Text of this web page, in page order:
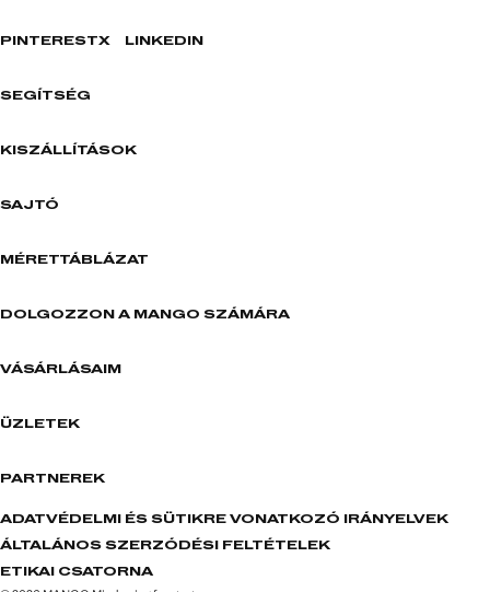
PINTERESTX LINKEDIN
SEGÍTSÉG
KISZÁLLÍTÁSOK
SAJTÓ
MÉRETTÁBLÁZAT
DOLGOZZON A MANGO SZÁMÁRA
VÁSÁRLÁSAIM
ÜZLETEK
PARTNEREK
ADATVÉDELMI ÉS SÜTIKRE VONATKOZÓ IRÁNYELVEK
ÁLTALÁNOS SZERZŐDÉSI FELTÉTELEK
ETIKAI CSATORNA